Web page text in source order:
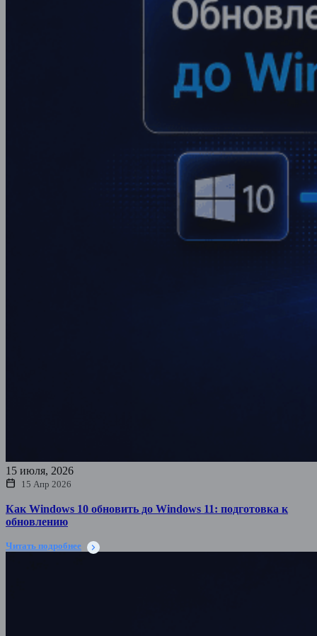
15 июля, 2026
15 Апр 2026
Как Windows 10 обновить до Windows 11: подготовка к
обновлению
Читать подробнее